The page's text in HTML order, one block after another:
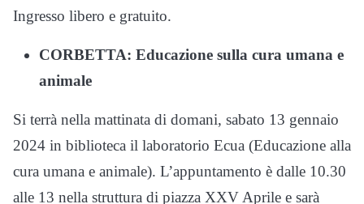
Ingresso libero e gratuito.
CORBETTA: Educazione sulla cura umana e
animale
Si terrà nella mattinata di domani, sabato 13 gennaio
2024 in biblioteca il laboratorio Ecua (Educazione alla
cura umana e animale). L’appuntamento è dalle 10.30
alle 13 nella struttura di piazza XXV Aprile e sarà